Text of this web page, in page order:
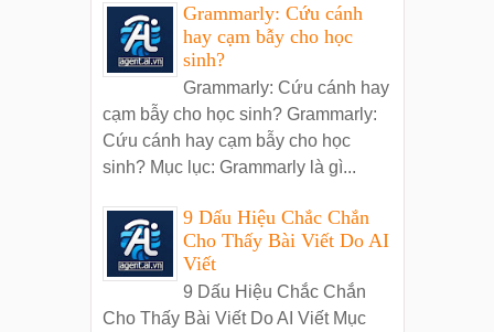
Grammarly: Cứu cánh
hay cạm bẫy cho học
sinh?
Grammarly: Cứu cánh hay
cạm bẫy cho học sinh? Grammarly:
Cứu cánh hay cạm bẫy cho học
sinh? Mục lục: Grammarly là gì...
9 Dấu Hiệu Chắc Chắn
Cho Thấy Bài Viết Do AI
Viết
9 Dấu Hiệu Chắc Chắn
Cho Thấy Bài Viết Do AI Viết Mục